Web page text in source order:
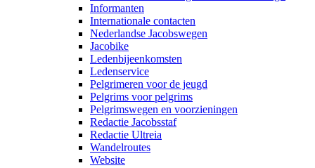
Informanten
Internationale contacten
Nederlandse Jacobswegen
Jacobike
Ledenbijeenkomsten
Ledenservice
Pelgrimeren voor de jeugd
Pelgrims voor pelgrims
Pelgrimswegen en voorzieningen
Redactie Jacobsstaf
Redactie Ultreia
Wandelroutes
Website